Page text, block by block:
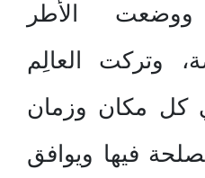
الأُطر
وتركت العالِم
كل مكان وزمان
فيها ويوافق